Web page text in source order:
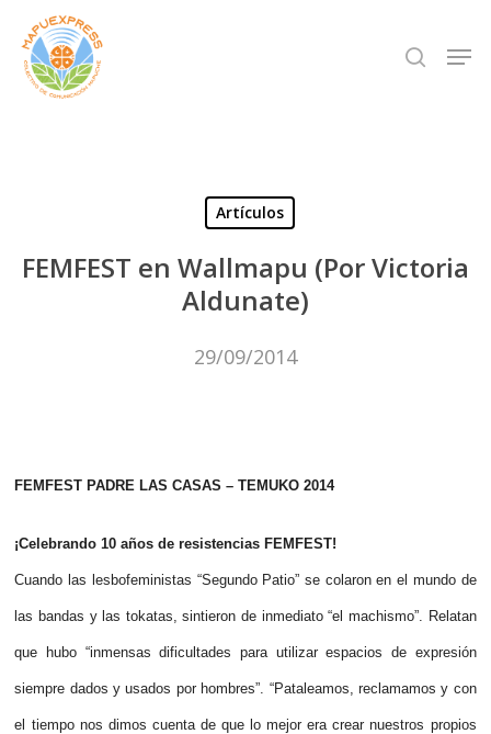
Skip
main
search
Artículos
FEMFEST en Wallmapu (Por Victoria
Aldunate)
29/09/2014
FEMFEST PADRE LAS CASAS – TEMUKO 2014
¡Celebrando 10 años de resistencias FEMFEST!
Cuando las lesbofeministas “Segundo Patio” se colaron en el mundo de
las bandas y las tokatas, sintieron de inmediato “el machismo”. Relatan
que hubo “inmensas dificultades para utilizar espacios de expresión
siempre dados y usados por hombres”. “Pataleamos, reclamamos y con
el tiempo nos dimos cuenta de que lo mejor era crear nuestros propios
Close